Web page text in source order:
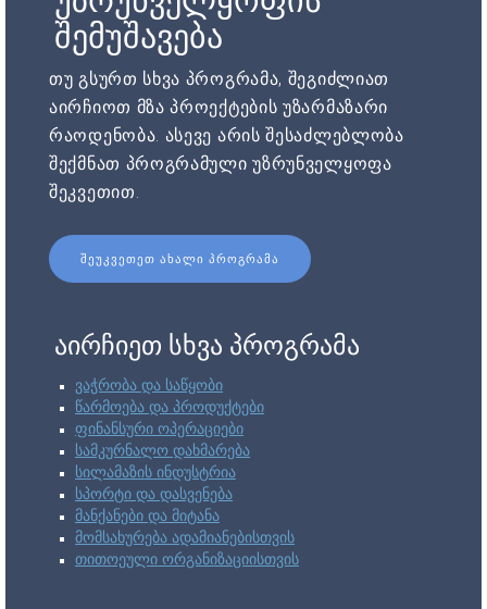
შემუშავება
თუ გსურთ სხვა პროგრამა, შეგიძლიათ
აირჩიოთ მზა პროექტების უზარმაზარი
რაოდენობა. ასევე არის შესაძლებლობა
შექმნათ პროგრამული უზრუნველყოფა
შეკვეთით.
ᲨᲔᲣᲙᲕᲔᲗᲔᲗ ᲐᲮᲐᲚᲘ ᲞᲠᲝᲒᲠᲐᲛᲐ
აირჩიეთ სხვა პროგრამა
ვაჭრობა და საწყობი
წარმოება და პროდუქტები
ფინანსური ოპერაციები
სამკურნალო დახმარება
სილამაზის ინდუსტრია
სპორტი და დასვენება
მანქანები და მიტანა
მომსახურება ადამიანებისთვის
თითოეული ორგანიზაციისთვის